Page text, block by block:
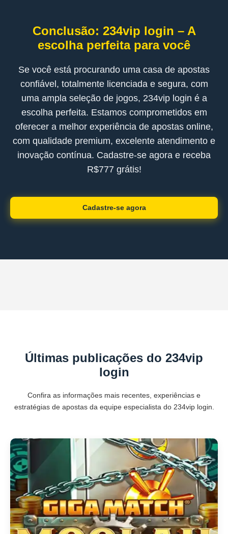
Conclusão: 234vip login – A
escolha perfeita para você
Se você está procurando uma casa de apostas
confiável, totalmente licenciada e segura, com
uma ampla seleção de jogos, 234vip login é a
escolha perfeita. Estamos comprometidos em
oferecer a melhor experiência de apostas online,
com qualidade premium, excelente atendimento e
inovação contínua. Cadastre-se agora e receba
R$777 grátis!
Cadastre-se agora
Últimas publicações do 234vip
login
Confira as informações mais recentes, experiências e
estratégias de apostas da equipe especialista do 234vip login.